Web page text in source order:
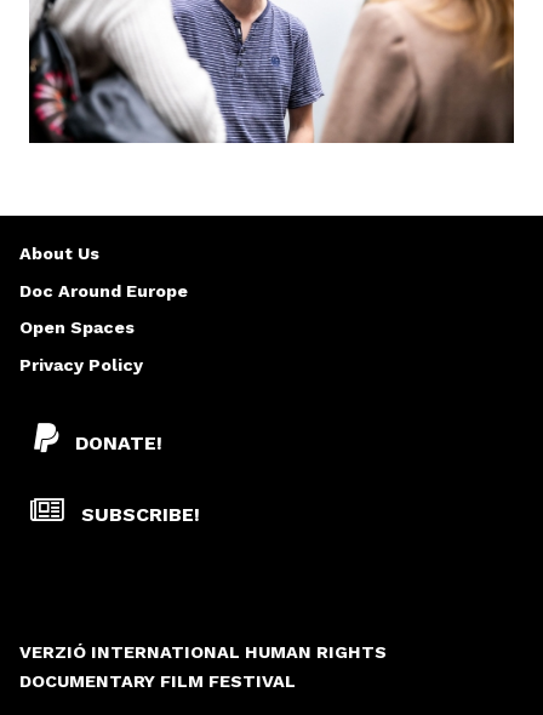
VERZIÓ INTERNATIONAL HUMAN RIGHTS
DOCUMENTARY FILM FESTIVAL
DONATE!
SUBSCRIBE!
About Us
Doc Around Europe
Open Spaces
Privacy Policy